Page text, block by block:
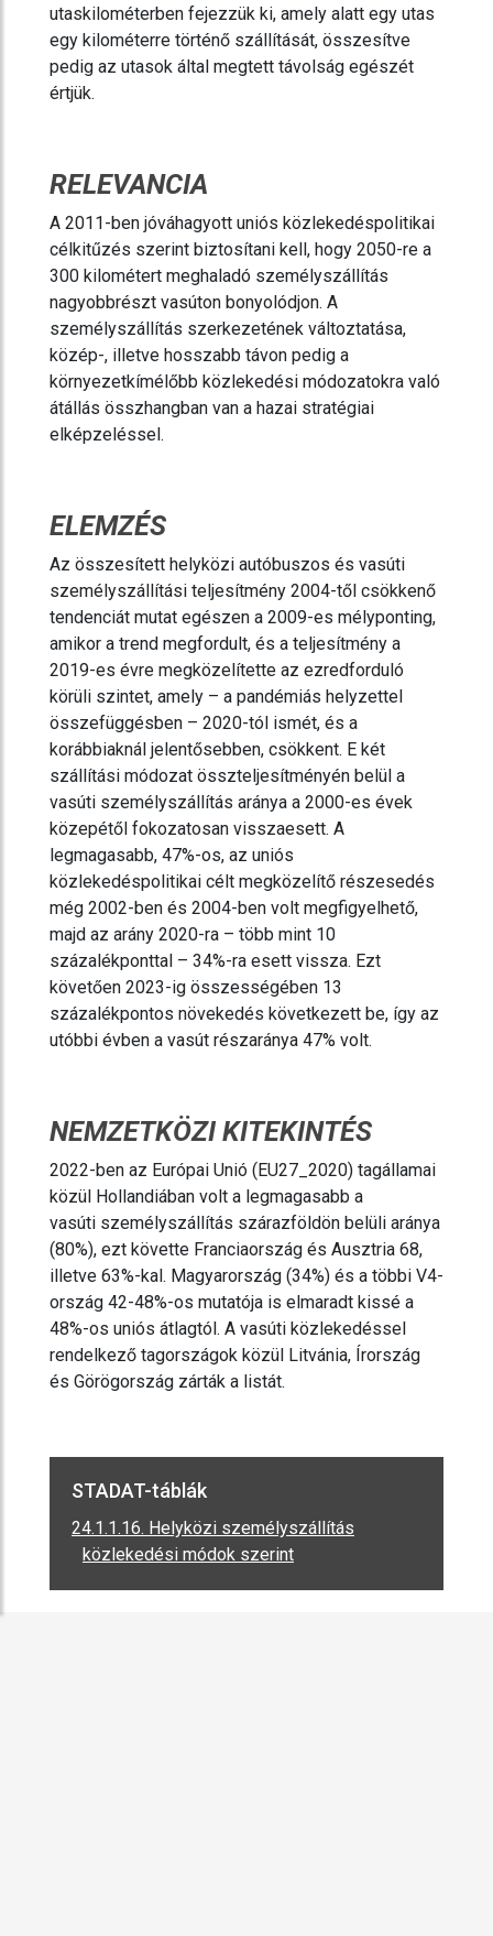
utaskilométerben fejezzük ki, amely alatt egy utas
egy kilométerre történő szállítását, összesítve
pedig az utasok által megtett távolság egészét
értjük.
RELEVANCIA
A 2011-ben jóváhagyott uniós közlekedéspolitikai
célkitűzés szerint biztosítani kell, hogy 2050-re a
300 kilométert meghaladó személyszállítás
nagyobbrészt vasúton bonyolódjon. A
személyszállítás szerkezetének változtatása,
közép-, illetve hosszabb távon pedig a
környezetkímélőbb közlekedési módozatokra való
átállás összhangban van a hazai stratégiai
elképzeléssel.
ELEMZÉS
Az összesített helyközi autóbuszos és vasúti
személyszállítási teljesítmény 2004-től csökkenő
tendenciát mutat egészen a 2009-es mélyponting,
amikor a trend megfordult, és a teljesítmény a
2019-es évre megközelítette az ezredforduló
körüli szintet, amely – a pandémiás helyzettel
összefüggésben – 2020-tól ismét, és a
korábbiaknál jelentősebben, csökkent. E két
szállítási módozat összteljesítményén belül a
vasúti személyszállítás aránya a 2000-es évek
közepétől fokozatosan visszaesett. A
legmagasabb, 47%-os, az uniós
közlekedéspolitikai célt megközelítő részesedés
még 2002-ben és 2004-ben volt megfigyelhető,
majd az arány 2020-ra – több mint 10
százalékponttal – 34%-ra esett vissza. Ezt
követően 2023-ig összességében 13
százalékpontos növekedés következett be, így az
utóbbi évben a vasút részaránya 47% volt.
NEMZETKÖZI KITEKINTÉS
2022-ben az Európai Unió (EU27_2020) tagállamai
közül Hollandiában volt a legmagasabb a
vasúti személyszállítás szárazföldön belüli aránya
(80%), ezt követte Franciaország és Ausztria 68,
illetve 63%-kal. Magyarország (34%) és a többi V4-
ország 42-48%-os mutatója is elmaradt kissé a
48%-os uniós átlagtól. A vasúti közlekedéssel
rendelkező tagországok közül Litvánia, Írország
és Görögország zárták a listát.
STADAT-táblák
24.1.1.16. Helyközi személyszállítás
közlekedési módok szerint